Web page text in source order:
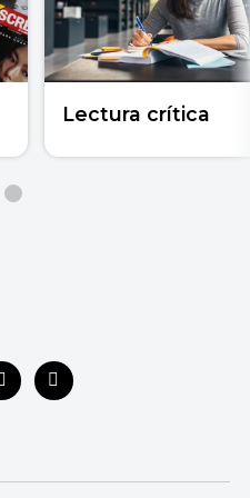
Lectura crítica